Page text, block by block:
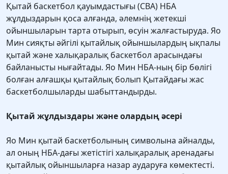
Қытай баскетбол қауымдастығы (CBA) НБА
жұлдыздарын қоса алғанда, әлемнің жетекші
ойыншыларын тарта отырып, өсуін жалғастыруда. Яо
Мин сияқты әйгілі қытайлық ойыншылардың ықпалы
қытай және халықаралық баскетбол арасындағы
байланысты нығайтады. Яо Мин НБА-ның бір бөлігі
болған алғашқы қытайлық болып Қытайдағы жас
баскетболшыларды шабыттандырды.
Қытай жұлдыздары және олардың әсері
Яо Мин қытай баскетболының символына айналды,
ал оның НБА-дағы жетістігі халықаралық аренадағы
қытайлық ойыншыларға назар аударуға көмектесті.